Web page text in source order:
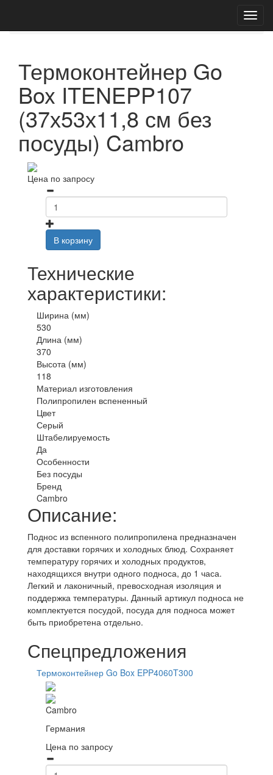
Термоконтейнер Go
Box ITENEPP107
(37х53х11,8 см без
посуды) Cambro
Цена по запросу
В корзину
Технические
характеристики:
Ширина (мм)
530
Длина (мм)
370
Высота (мм)
118
Материал изготовления
Полипропилен вспененный
Цвет
Серый
Штабелируемость
Да
Особенности
Без посуды
Бренд
Cambro
Описание:
Поднос из вспенного полипропилена предназначен
для доставки горячих и холодных блюд. Сохраняет
температуру горячих и холодных продуктов,
находящихся внутри одного подноса, до 1 часа.
Легкий и лаконичный, превосходная изоляция и
поддержка температуры. Данный артикул подноса не
комплектуется посудой, посуда для подноса может
быть приобретена отдельно.
Спецпредложения
Термоконтейнер Go Box EPP4060T300
Cambro
Германия
Цена по запросу